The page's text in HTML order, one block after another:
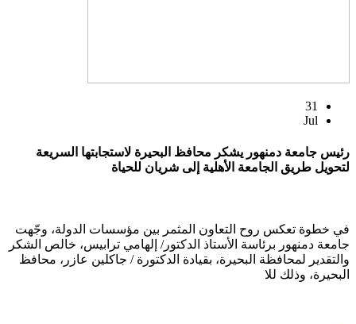
31
Jul
رئيس جامعة دمنهور يشكر محافظ البحيرة لاستجابتها السريعة
لتحويل طريق الجامعة الأهلية إلى شريان للحياة
في خطوة تعكس روح التعاون المثمر بين مؤسسات الدولة، وجّهت
جامعة دمنهور برئاسة الأستاذ الدكتور/ إلهامي ترابيس، خالص الشكر
والتقدير لمحافظة البحيرة، بقيادة الدكتورة / جاكلين عازر، محافظ
البحيرة، وذلك للا